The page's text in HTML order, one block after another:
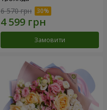
6 570 грн
Замовити